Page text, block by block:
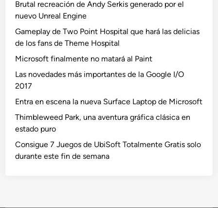
Brutal recreación de Andy Serkis generado por el
nuevo Unreal Engine
Gameplay de Two Point Hospital que hará las delicias
de los fans de Theme Hospital
Microsoft finalmente no matará al Paint
Las novedades más importantes de la Google I/O
2017
Entra en escena la nueva Surface Laptop de Microsoft
Thimbleweed Park, una aventura gráfica clásica en
estado puro
Consigue 7 Juegos de UbiSoft Totalmente Gratis solo
durante este fin de semana